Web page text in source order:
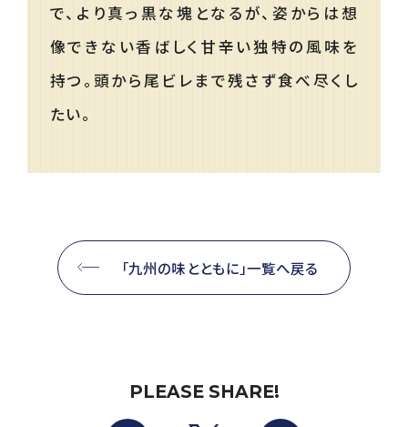
で、より真っ黒な塊となるが、姿からは想
像できない香ばしく甘辛い独特の風味を
持つ。頭から尾ビレまで残さず食べ尽くし
たい。
「九州の味とともに」一覧へ戻る
PLEASE SHARE!